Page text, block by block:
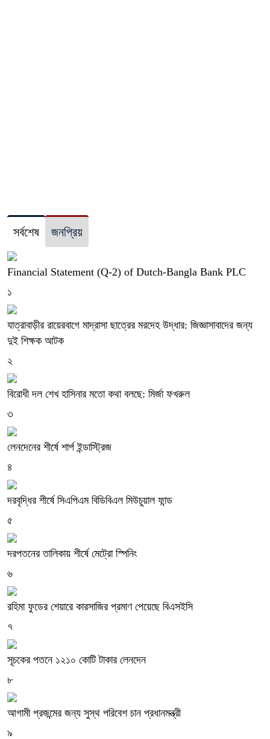
সর্বশেষ জনপ্রিয়
Financial Statement (Q-2) of Dutch-Bangla Bank PLC
১
যাত্রাবাড়ীর রায়েরবাগে মাদ্রাসা ছাত্রের মরদেহ উদ্ধার: জিজ্ঞাসাবাদের জন্য
দুই শিক্ষক আটক
২
বিরোধী দল শেখ হাসিনার মতো কথা বলছে: মির্জা ফখরুল
৩
লেনদেনের শীর্ষে শার্প ইন্ডাস্ট্রিজ
৪
দরবৃদ্ধির শীর্ষে সিএপিএম বিডিবিএল মিউচুয়াল ফান্ড
৫
দরপতনের তালিকায় শীর্ষে মেট্রো স্পিনিং
৬
রহিমা ফুডের শেয়ারে কারসাজির প্রমাণ পেয়েছে বিএসইসি
৭
সূচকের পতনে ১২১০ কোটি টাকার লেনদেন
৮
আগামী প্রজন্মের জন্য সুস্থ পরিবেশ চান প্রধানমন্ত্রী
৯